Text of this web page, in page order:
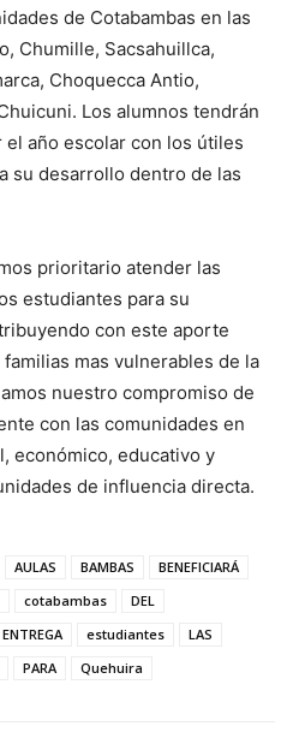
de Cotabambas en las
Chumille, Sacsahuillca,
Choquecca Antio,
Los alumnos tendrán
año escolar con los útiles
su desarrollo dentro de las
prioritario atender las
estudiantes para su
con este aporte
mas vulnerables de la
nuestro compromiso de
con las comunidades en
económico, educativo y
de influencia directa.
AULAS BAMBAS
BENEFICIARÁ
cotabambas
DEL
ENTREGA estudiantes
LAS
PARA Quehuira